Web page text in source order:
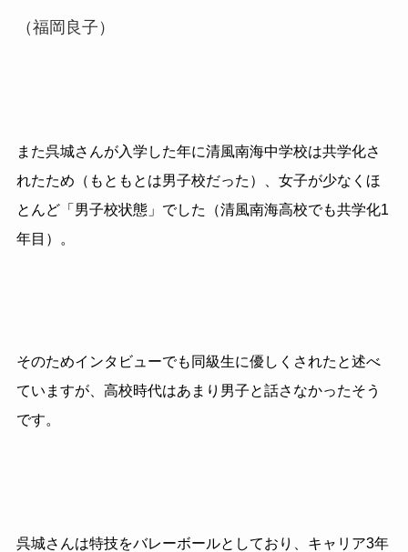
（福岡良子）
また呉城さんが入学した年に清風南海中学校は共学化さ
れたため（もともとは男子校だった）、女子が少なくほ
とんど「男子校状態」でした（清風南海高校でも共学化1
年目）。
そのためインタビューでも同級生に優しくされたと述べ
ていますが、高校時代はあまり男子と話さなかったそう
です。
呉城さんは特技をバレーボールとしており、キャリア3年